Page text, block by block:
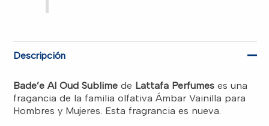
Descripción
Bade’e Al Oud Sublime de Lattafa Perfumes es una
fragancia de la familia olfativa Ámbar Vainilla para
Hombres y Mujeres. Esta fragrancia es nueva.